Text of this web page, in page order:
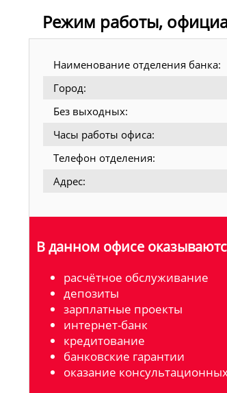
Режим работы,
Наименование отделения банка:
Город:
Без выходных:
Часы работы офиса:
Телефон отделения:
Адрес:
В данном офисе
расчётное обслуживание
депозиты
зарплатные проекты
интернет-банк
кредитование
банковские гарантии
оказание